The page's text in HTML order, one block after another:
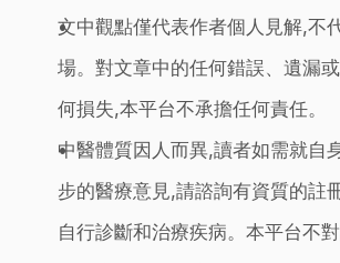
文中觀點僅代表作者個人見解,不
場。對文章中的任何錯誤、遺漏
何損失,本平台不承擔任何責任。
中醫體質因人而異,讀者如需就自
步的醫療意見,請諮詢有資質的註
自行診斷和治療疾病。本平台不